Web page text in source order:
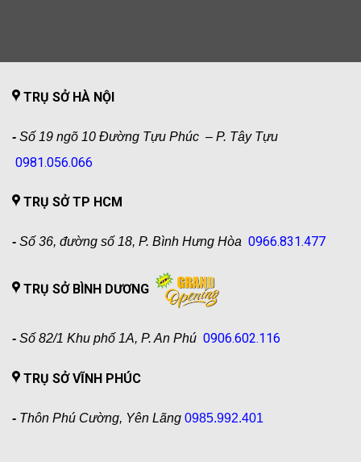
TRỤ SỞ HÀ NỘI
- Số 19 ngõ 10 Đường Tựu Phúc – P. Tây Tựu
0981.056.066
TRỤ SỞ TP HCM
- Số 36, đường số 18, P. Bình Hưng Hòa 0966.831.477
TRỤ SỞ BÌNH DƯƠNG
- Số 82/1 Khu phố 1A, P. An Phú 0906.602.116
TRỤ SỞ VĨNH PHÚC
- Thôn Phú Cường, Yên Lãng 0985.992.401